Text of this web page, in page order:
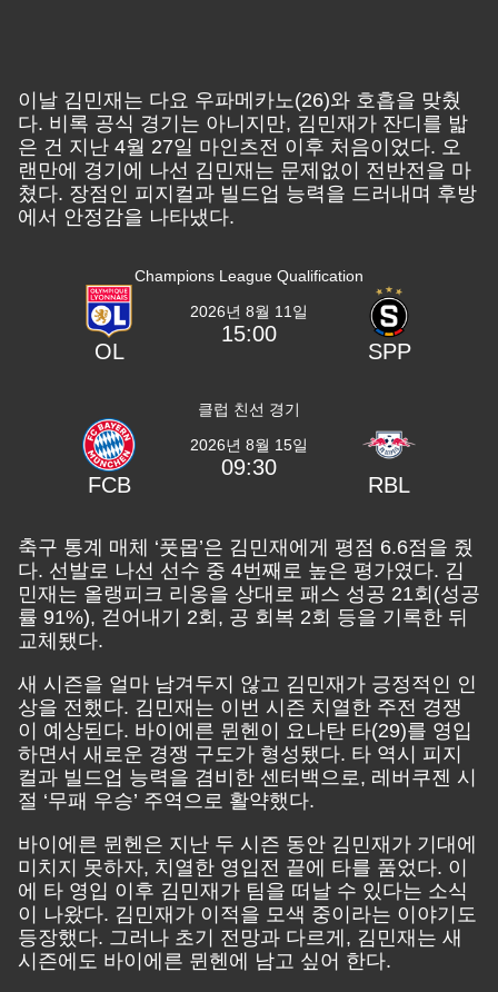
이날 김민재는 다요 우파메카노(26)와 호흡을 맞췄
다. 비록 공식 경기는 아니지만, 김민재가 잔디를 밟
은 건 지난 4월 27일 마인츠전 이후 처음이었다. 오
랜만에 경기에 나선 김민재는 문제없이 전반전을 마
쳤다. 장점인 피지컬과 빌드업 능력을 드러내며 후방
에서 안정감을 나타냈다.
Champions League Qualification
OL
2026년 8월 11일
15:00
SPP
클럽 친선 경기
FCB
2026년 8월 15일
09:30
RBL
축구 통계 매체 ‘풋몹’은 김민재에게 평점 6.6점을 줬
다. 선발로 나선 선수 중 4번째로 높은 평가였다. 김
민재는 올랭피크 리옹을 상대로 패스 성공 21회(성공
률 91%), 걷어내기 2회, 공 회복 2회 등을 기록한 뒤
교체됐다.
새 시즌을 얼마 남겨두지 않고 김민재가 긍정적인 인
상을 전했다. 김민재는 이번 시즌 치열한 주전 경쟁
이 예상된다. 바이에른 뮌헨이 요나탄 타(29)를 영입
하면서 새로운 경쟁 구도가 형성됐다. 타 역시 피지
컬과 빌드업 능력을 겸비한 센터백으로, 레버쿠젠 시
절 ‘무패 우승’ 주역으로 활약했다.
바이에른 뮌헨은 지난 두 시즌 동안 김민재가 기대에
미치지 못하자, 치열한 영입전 끝에 타를 품었다. 이
에 타 영입 이후 김민재가 팀을 떠날 수 있다는 소식
이 나왔다. 김민재가 이적을 모색 중이라는 이야기도
등장했다. 그러나 초기 전망과 다르게, 김민재는 새
시즌에도 바이에른 뮌헨에 남고 싶어 한다.